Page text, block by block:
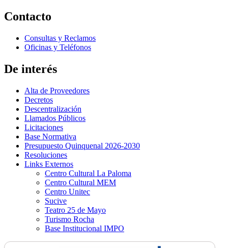
Contacto
Consultas y Reclamos
Oficinas y Teléfonos
De interés
Alta de Proveedores
Decretos
Descentralización
Llamados Públicos
Licitaciones
Base Normativa
Presupuesto Quinquenal 2026-2030
Resoluciones
Links Externos
Centro Cultural La Paloma
Centro Cultural MEM
Centro Unitec
Sucive
Teatro 25 de Mayo
Turismo Rocha
Base Institucional IMPO